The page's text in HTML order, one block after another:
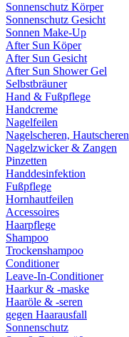
Sonnenschutz Körper
Sonnenschutz Gesicht
Sonnen Make-Up
After Sun Köper
After Sun Gesicht
After Sun Shower Gel
Selbstbräuner
Hand & Fußpflege
Handcreme
Nagelfeilen
Nagelscheren, Hautscheren
Nagelzwicker & Zangen
Pinzetten
Handdesinfektion
Fußpflege
Hornhautfeilen
Accessoires
Haarpflege
Shampoo
Trockenshampoo
Conditioner
Leave-In-Conditioner
Haarkur & -maske
Haaröle & -seren
gegen Haarausfall
Sonnenschutz